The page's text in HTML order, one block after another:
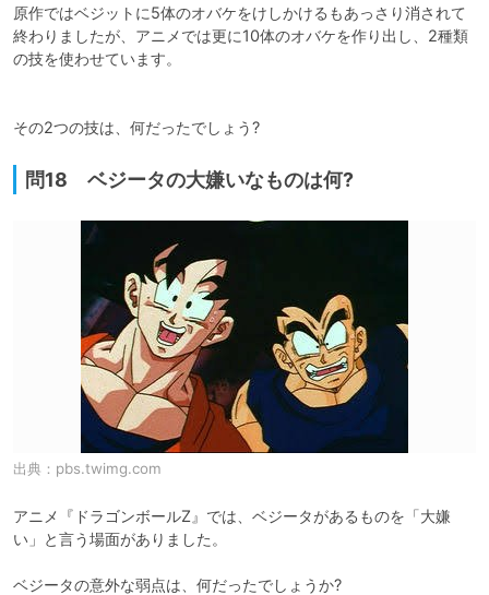
原作ではベジットに5体のオバケをけしかけるもあっさり消されて
終わりましたが、アニメでは更に10体のオバケを作り出し、2種類
の技を使わせています。
その2つの技は、何だったでしょう?
問18 ベジータの大嫌いなものは何?
出典： pbs.twimg.com
アニメ『ドラゴンボールZ』では、ベジータがあるものを「大嫌
い」と言う場面がありました。
ベジータの意外な弱点は、何だったでしょうか?